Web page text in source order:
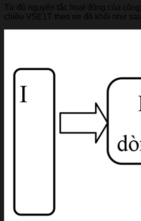
Từ đó nguyên tắc hoạt động của
chiều VSE1T theo sơ đồ khối như